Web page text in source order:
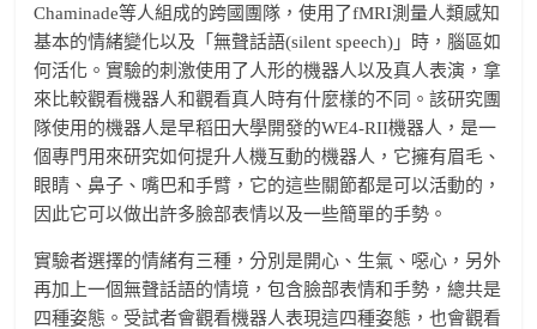
Chaminade等人組成的跨國團隊，使用了fMRI測量人類感知
基本的情緒變化以及「無聲話語(silent speech)」時，腦區如
何活化。實驗的刺激使用了人形的機器人以及真人表演，拿
來比較觀看機器人和觀看真人時有什麼樣的不同。該研究團
隊使用的機器人是早稻田大學開發的WE4-RII機器人，是一
個專門用來研究如何提升人機互動的機器人，它擁有眉毛、
眼睛、鼻子、嘴巴和手臂，它的這些關節都是可以活動的，
因此它可以做出許多臉部表情以及一些簡單的手勢。
實驗者選擇的情緒有三種，分別是開心、生氣、噁心，另外
再加上一個無聲話語的情境，包含臉部表情和手勢，總共是
四種姿態。受試者會觀看機器人表現這四種姿態，也會觀看